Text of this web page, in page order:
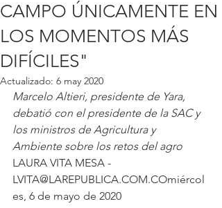
CAMPO ÚNICAMENTE EN
LOS MOMENTOS MÁS
DIFÍCILES"
Actualizado: 6 may 2020
Marcelo Altieri, presidente de Yara,
debatió con el presidente de la SAC y
los ministros de Agricultura y
Ambiente sobre los retos del agro
LAURA VITA MESA -
LVITA@LAREPUBLICA.COM.COmiércol
es, 6 de mayo de 2020